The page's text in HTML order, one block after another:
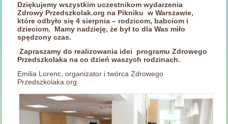
Dziękujemy wszystkim uczestnikom wydarzenia
Zdrowy Przedszkolak.org na Pikniku w Warszawie,
które odbyło się 4 sierpnia – rodzicom, babciom i
dzieciom. Mamy nadzieję, że był to dla Was miło
spędzony czas.
Zapraszamy do realizowania idei programu Zdrowego
Przedszkolaka na co dzień waszych rodzinach.
Emilia Lorenc, organizator i twórca Zdrowego
Przedszkolaka.org